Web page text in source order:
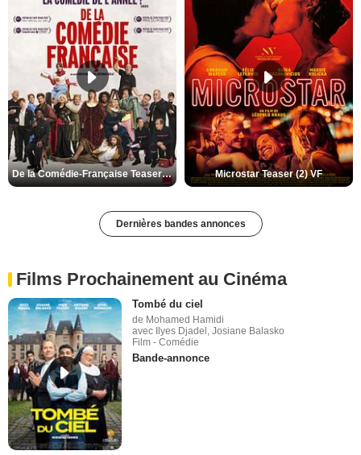
De la Comédie-Française Teaser (3) VF Microstar Teaser (2) VF
Dernières bandes annonces
Films Prochainement au Cinéma
Tombé du ciel
de Mohamed Hamidi
avec Ilyes Djadel, Josiane Balasko
Film - Comédie
Bande-annonce